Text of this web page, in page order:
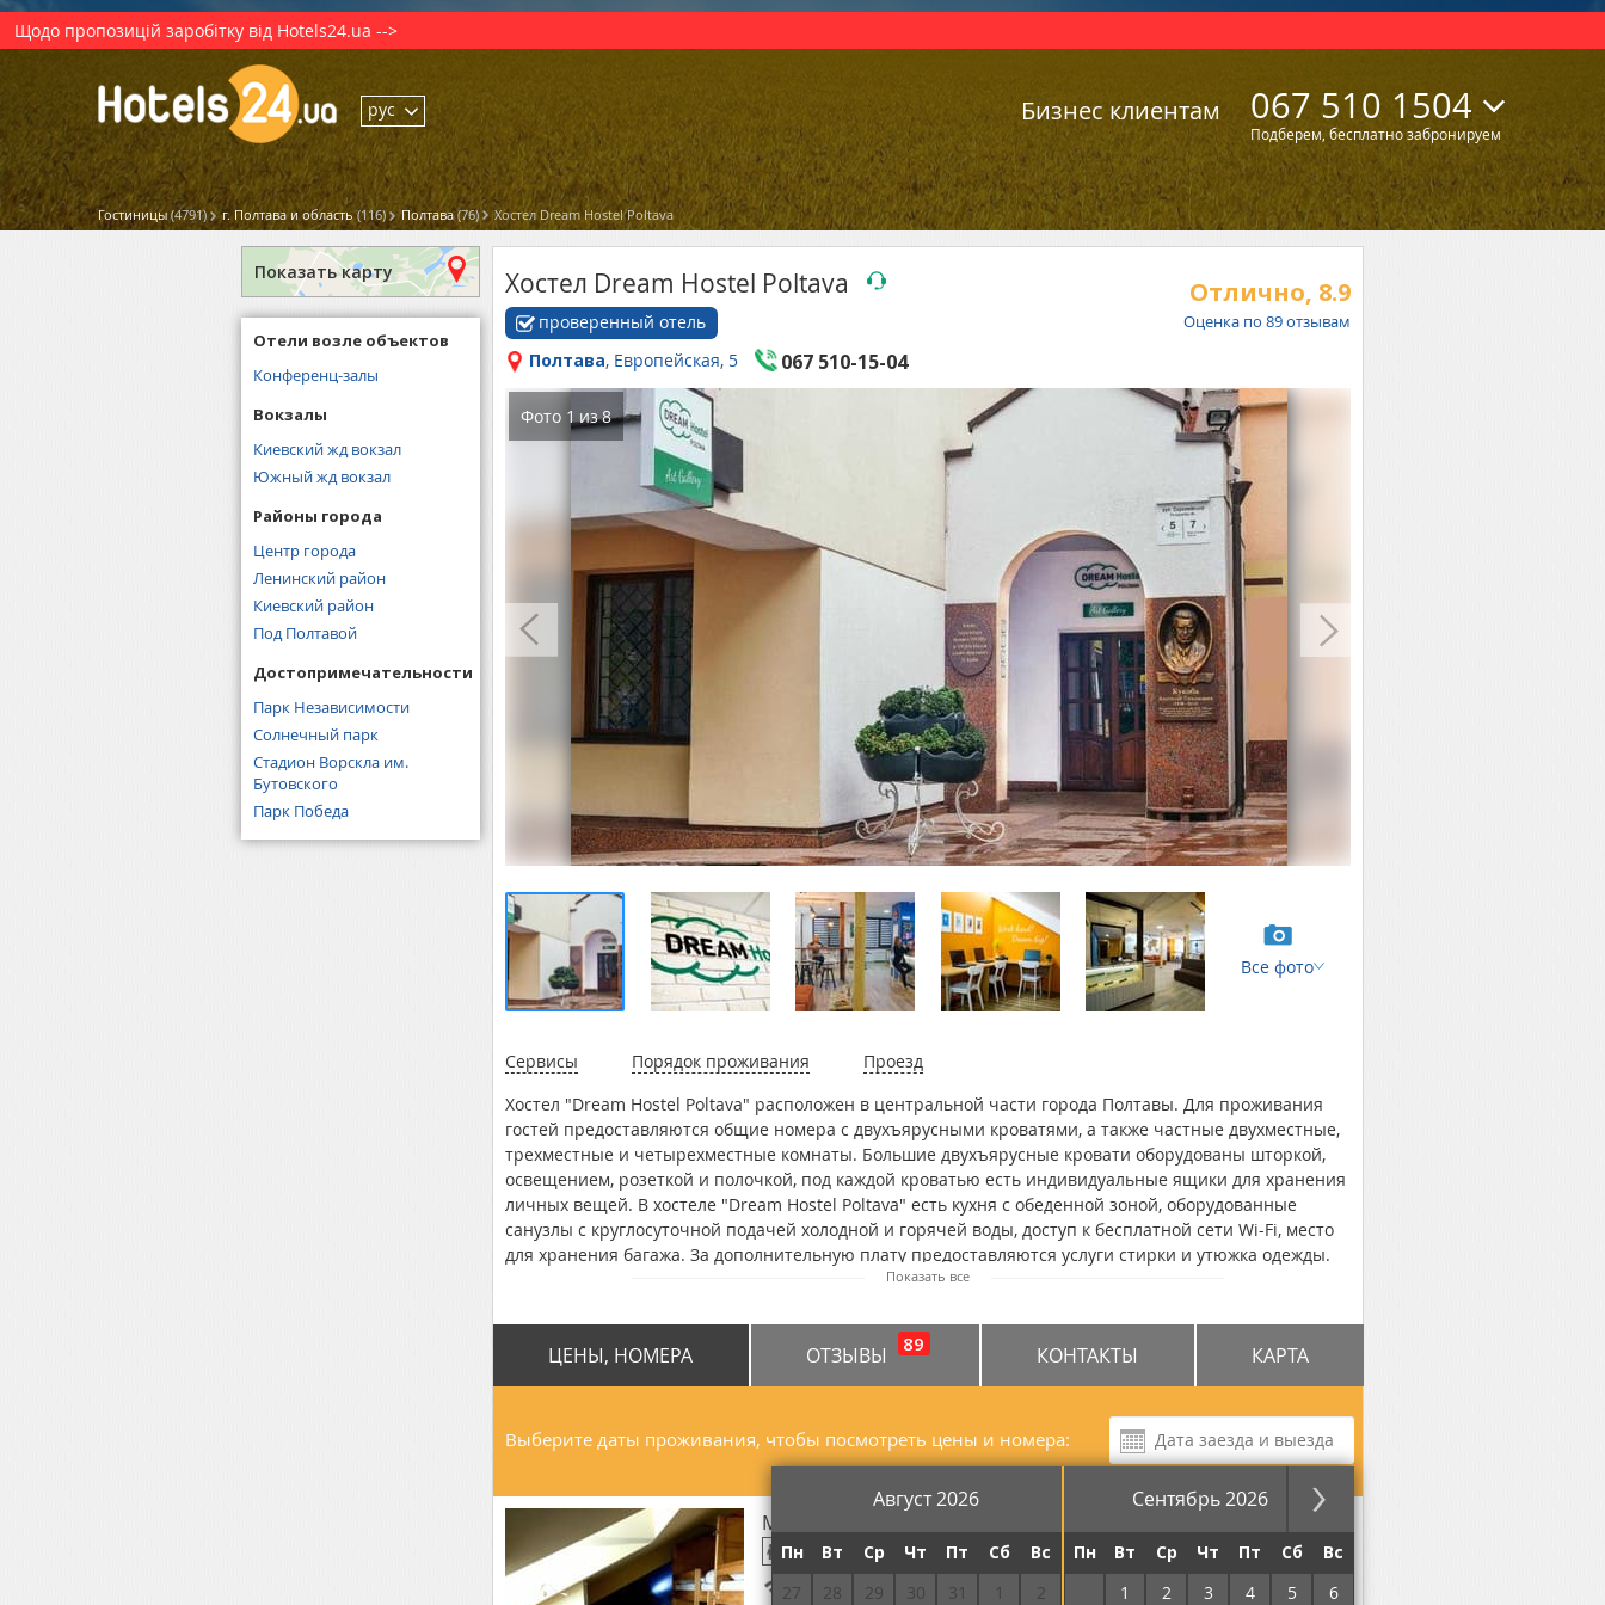
Щодо пропозицій заробітку від Hotels24.ua -->
рус Бизнес клиентам 067 510 1504
Подберем, бесплатно забронируем
Гостиницы (4791) г. Полтава и область (116) Полтава (76) Хостел Dream Hostel Poltava
Отлично, 8.9
Оценка по 89отзывам
Хостел Dream Hostel Poltava
проверенный отель
Полтава, Европейская, 5 067 510-15-04
Фото 1 из8
Все фото
Сервисы Порядок проживания
Проезд
Хостел "Dream Hostel Poltava" расположен в центральной части города Полтавы. Для проживания
гостей предоставляются общие номера с двухъярусными кроватями, а также частные двухместные,
трехместные и четырехместные комнаты. Большие двухъярусные кровати оборудованы шторкой,
освещением, розеткой и полочкой, под каждой кроватью есть индивидуальные ящики для хранения
личных вещей. В хостеле "Dream Hostel Poltava" есть кухня с обеденной зоной, оборудованные
санузлы с круглосуточной подачей холодной и горячей воды, доступ к бесплатной сети Wi-Fi, место
для хранения багажа. За дополнительную плату предоставляются услуги стирки и утюжка одежды.
Уличная парковка находится рядом с хостелом. До "Корпусного Сада" - 1 минута ходьбы, до "Белой
Показать все
ЦЕНЫ, НОМЕРА ОТЗЫВЫ 89 КОНТАКТЫ КАРТА
Выберите даты проживания, чтобы посмотреть цены и номера:
Август 2026 Сентябрь 2026
Пн Вт Ср Чт Пт Сб
Вс
27
28 29 30 31 1
2
Пн Вт Ср Чт Пт Сб
Вс
1 2 3 4 5
6
Место в общем 7-местном номере
Бесплатный Wi-Fi
за ночь
Показать карту
Отели возле объектов
Конференц-залы
Вокзалы
Киевский жд вокзал
Южный жд вокзал
Районы города
Центр города
Ленинский район
Киевский район
Под Полтавой
Достопримечательности
Парк Независимости
Солнечный парк
Стадион Ворскла им.
Бутовского
Парк Победа